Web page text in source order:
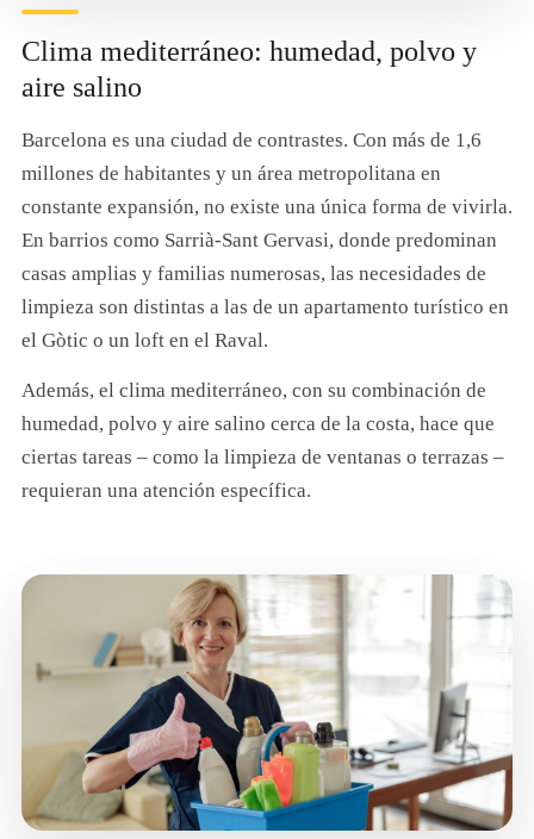
Clima mediterráneo: humedad, polvo y
aire salino
Barcelona es una ciudad de contrastes. Con más de 1,6
millones de habitantes y un área metropolitana en
constante expansión, no existe una única forma de vivirla.
En barrios como Sarrià-Sant Gervasi, donde predominan
casas amplias y familias numerosas, las necesidades de
limpieza son distintas a las de un apartamento turístico en
el Gòtic o un loft en el Raval.
Además, el clima mediterráneo, con su combinación de
humedad, polvo y aire salino cerca de la costa, hace que
ciertas tareas – como la limpieza de ventanas o terrazas –
requieran una atención específica.